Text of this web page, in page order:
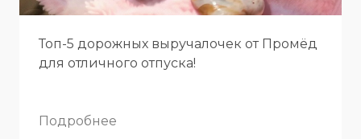
Топ-5 дорожных выручалочек от Промёд
для отличного отпуска!
Подробнее